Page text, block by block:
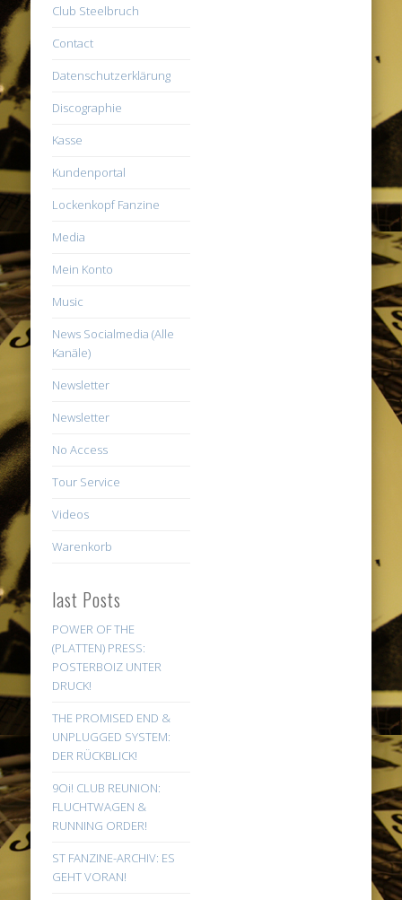
Club Steelbruch
Contact
Datenschutzerklärung
Discographie
Kasse
Kundenportal
Lockenkopf Fanzine
Media
Mein Konto
Music
News Socialmedia (Alle
Kanäle)
Newsletter
Newsletter
No Access
Tour Service
Videos
Warenkorb
last Posts
POWER OF THE
(PLATTEN) PRESS:
POSTERBOIZ UNTER
DRUCK!
THE PROMISED END &
UNPLUGGED SYSTEM:
DER RÜCKBLICK!
9Oi! CLUB REUNION:
FLUCHTWAGEN &
RUNNING ORDER!
ST FANZINE-ARCHIV: ES
GEHT VORAN!